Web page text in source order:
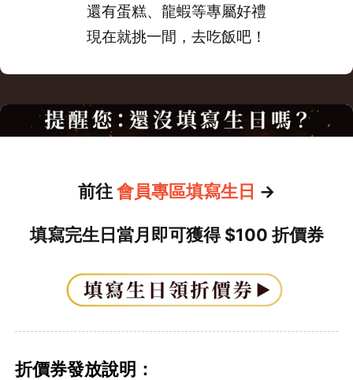
還有蛋糕、龍蝦等專屬好禮
現在就挑一間，去吃飯吧！
前往 會員專區填寫生日 →
填寫完生日當月即可獲得$100 折價券
折價券發放說明：